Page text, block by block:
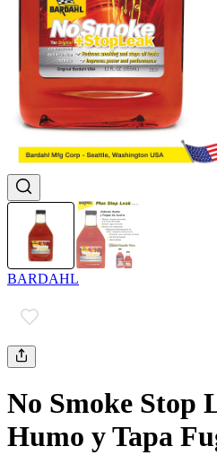
BARDAHL
No Smoke Stop
Humo y Tapa